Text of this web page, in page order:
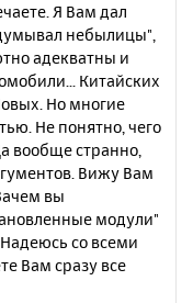
Я Вам дал
небылицы",
адекватны и
Китайских
Но многие
Не понятно, чего
вообще странно,
Вижу Вам
вы
модули"
со всеми
Вам сразу все